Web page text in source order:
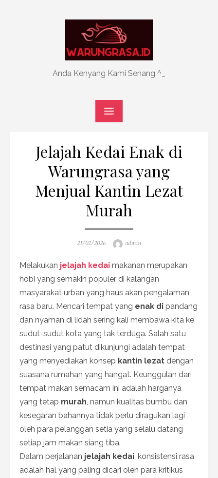
Anda Kenyang Kami Senang ^_
Jelajah Kedai Enak di
Warungrasa yang
Menjual Kantin Lezat
Murah
Posted
21/02/2026 Author
admin
Melakukan jelajah kedai makanan merupakan
hobi yang semakin populer di kalangan
masyarakat urban yang haus akan pengalaman
rasa baru. Mencari tempat yang enak di pandang
dan nyaman di lidah sering kali membawa kita ke
sudut-sudut kota yang tak terduga. Salah satu
destinasi yang patut dikunjungi adalah tempat
yang menyediakan konsep kantin lezat dengan
suasana rumahan yang hangat. Keunggulan dari
tempat makan semacam ini adalah harganya
yang tetap murah , namun kualitas bumbu dan
kesegaran bahannya tidak perlu diragukan lagi
oleh para pelanggan setia yang selalu datang
setiap jam makan siang tiba.
Dalam perjalanan jelajah kedai , konsistensi rasa
adalah hal yang paling dicari oleh para kritikus